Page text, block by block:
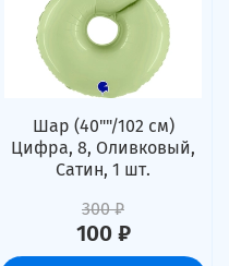
Шар (40""/102 см)
Цифра, 8, Оливковый,
Сатин, 1 шт.
300 ₽
100 ₽